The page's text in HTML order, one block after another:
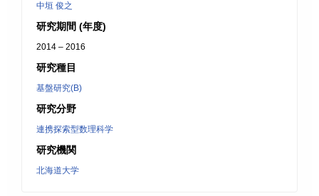
中垣 俊之
研究期間 (年度)
2014 – 2016
研究種目
基盤研究(B)
研究分野
連携探索型数理科学
研究機関
北海道大学